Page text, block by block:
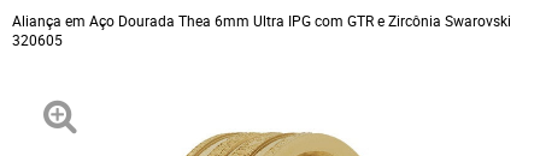
Aliança em Aço Dourada Thea 6mm Ultra IPG com GTR e Zircônia Swarovski
320605